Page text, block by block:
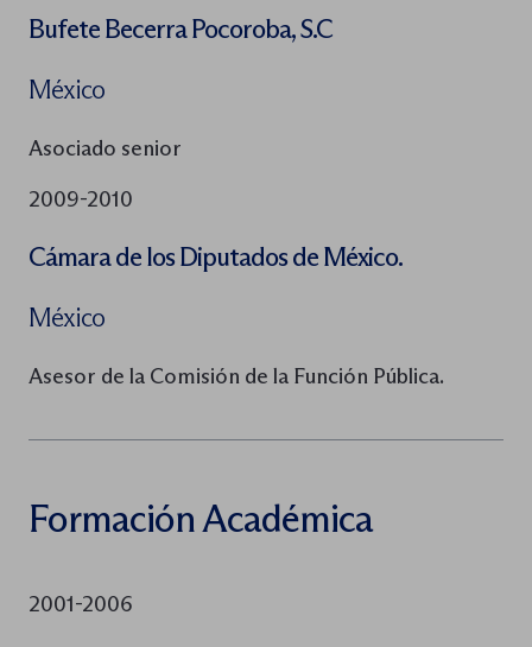
Bufete Becerra Pocoroba, S.C
México
Asociado senior
2009-2010
Cámara de los Diputados de México.
México
Asesor de la Comisión de la Función Pública.
Formación Académica
2001-2006